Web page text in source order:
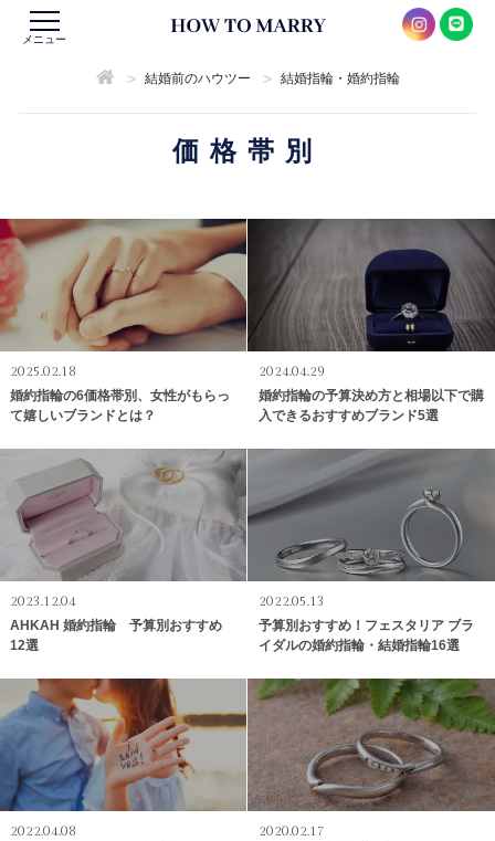
メニュー
> 結婚前のハウツー > 結婚指輪・婚約指輪
価格帯別
2025.02.18
婚約指輪の6価格帯別、女性がもらっ
て嬉しいブランドとは？
2024.04.29
婚約指輪の予算決め方と相場以下で購
入できるおすすめブランド5選
2023.12.04
AHKAH 婚約指輪 予算別おすすめ
12選
2022.05.13
予算別おすすめ！フェスタリア ブラ
イダルの婚約指輪・結婚指輪16選
2022.04.08
2020.02.17